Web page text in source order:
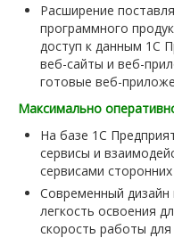
Расширение
программного
доступ к данным 1С
веб-сайты и веб-
готовые веб-
Максимально
На базе 1С
сервисы и
сервисами
Современный дизайн
легкость освоения
скорость работы